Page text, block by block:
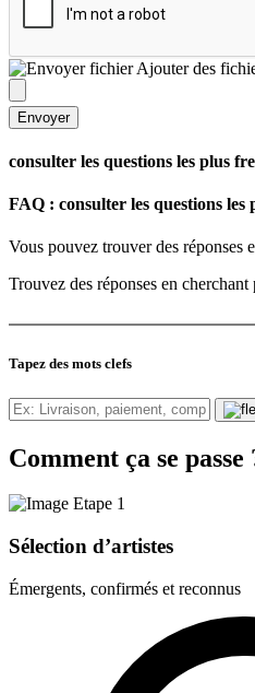
Ajouter des
Envoyer
consulter les questions les plus
FAQ : consulter les questions les
Vous pouvez trouver des réponses
Trouvez des réponses en
Tapez des mots clefs
Comment ça se passe
Sélection d’artistes
Émergents, confirmés et reconnus